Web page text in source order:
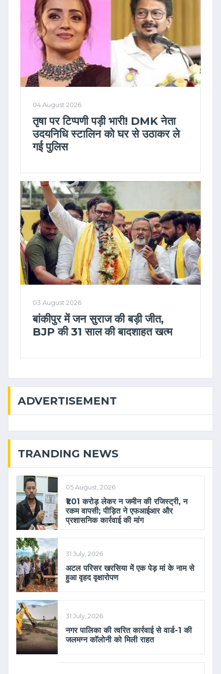
04 August 2026
तृषा पर टिप्पणी पड़ी भारी! DMK नेता
उदयनिधि स्टालिन को घर से उठाकर ले
गई पुलिस
03 August 2026
बांकीपुर में जन सुराज की बड़ी जीत,
BJP की 31 साल की बादशाहत खत्म
ADVERTISEMENT
TRANDING NEWS
05 August, 2026
₹1.01 करोड़ लेकर न जमीन की रजिस्ट्री, न
रकम वापसी; पीड़ित ने एफआईआर और
प्रशासनिक कार्रवाई की मांग
31 July, 2026
अटल परिसर खरसिया में एक पेड़ मां के नाम से
हुआ वृहद वृक्षारोपण
31 July, 2026
नगर पालिका की त्वरित कार्रवाई से वार्ड-1 की
जलमग्न कॉलोनी को मिली राहत